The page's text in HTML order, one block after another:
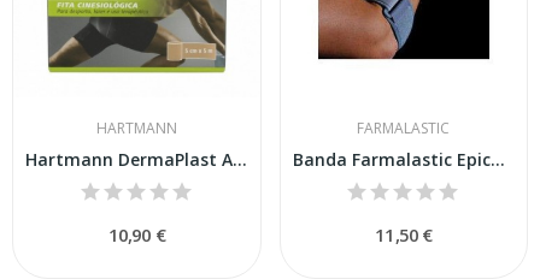
HARTMANN
Hartmann DermaPlast Active CInta Kinesiology...
10,90 €
FARMALASTIC
Banda Farmalastic Epicond Neo Unica
11,50 €